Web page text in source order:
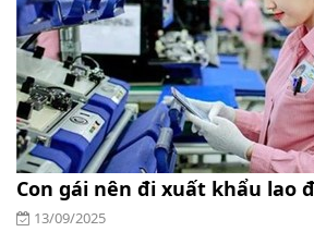
Con gái nên đi xuất khẩu lao
13/09/2025